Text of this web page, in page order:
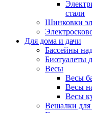
стали
Шинковки
Для дома и дачи
Бассейны
Биотуалеты
Весы
Весы
Весы
Весы
Вешалки